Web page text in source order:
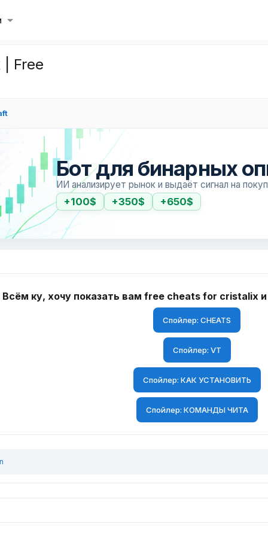
Free
Бот для бинарных
ИИ анализирует рынок и выдаёт сигнал на
+100$ +350$ +650$
Всём ку, хочу показать вам free cheats for cristalix и
Спойлер: CHEATS
Спойлер: VT
Спойлер: КАК УСТАНОВИТЬ
Спойлер: КОМАНДЫ ЧИТА